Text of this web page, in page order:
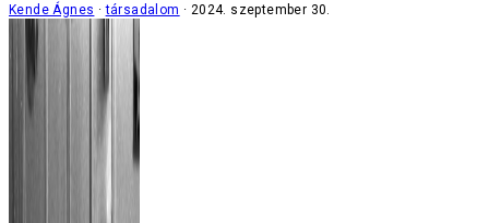
Kende Ágnes társadalom 2024. szeptember 30.